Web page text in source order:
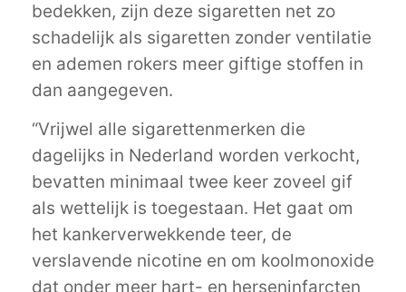
bedekken, zijn deze sigaretten net zo
schadelijk als sigaretten zonder ventilatie
en ademen rokers meer giftige stoffen in
dan aangegeven.
“Vrijwel alle sigarettenmerken die
dagelijks in Nederland worden verkocht,
bevatten minimaal twee keer zoveel gif
als wettelijk is toegestaan. Het gaat om
het kankerverwekkende teer, de
verslavende nicotine en om koolmonoxide
dat onder meer hart- en herseninfarcten